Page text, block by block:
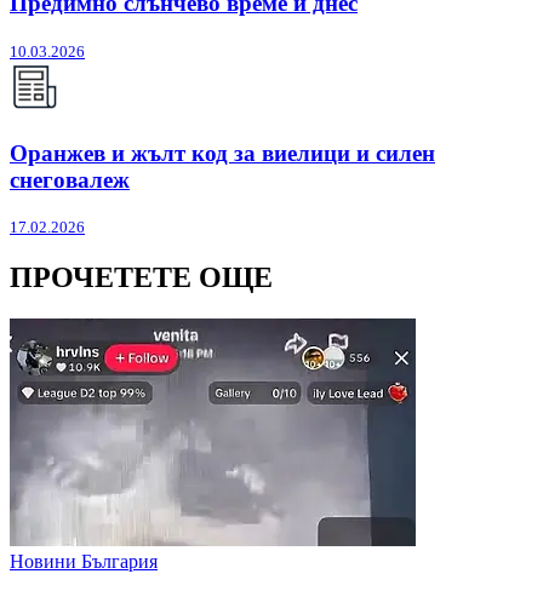
10.03.2026
Оранжев и жълт код за виелици и силен
снеговалеж
17.02.2026
ПРОЧЕТЕТЕ ОЩЕ
Новини България